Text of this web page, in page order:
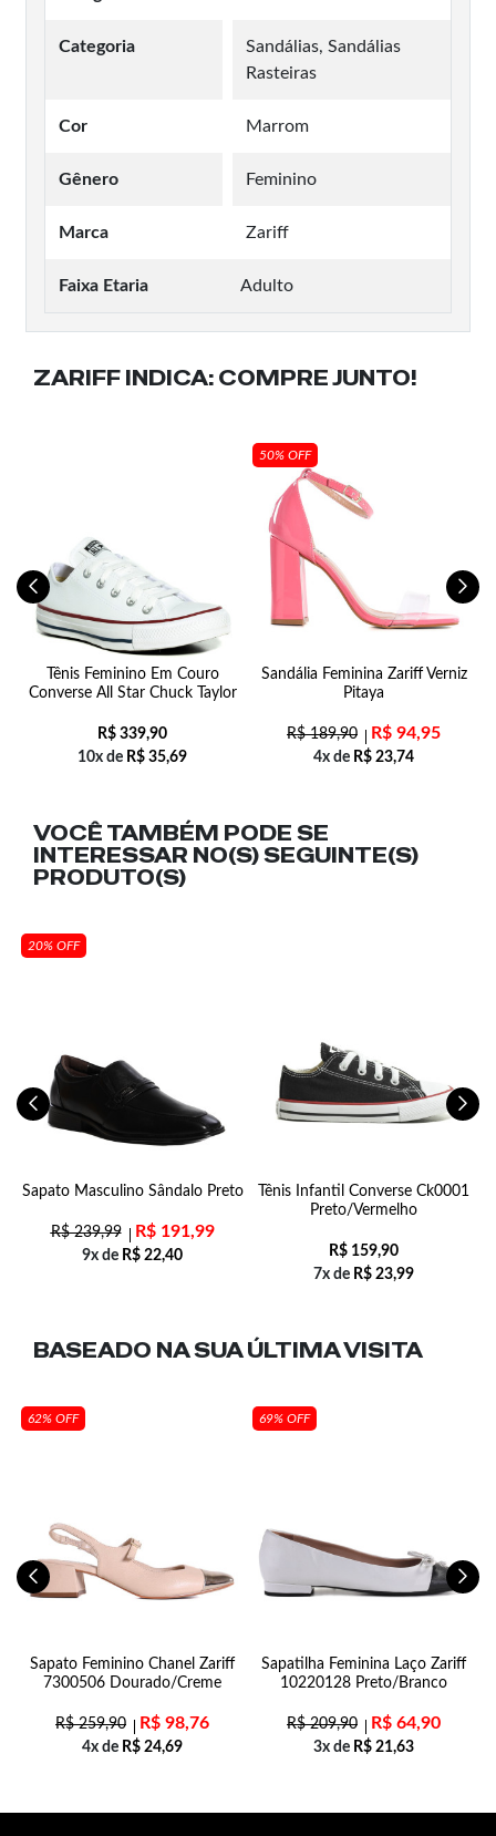
Categoria
Sandálias, Sandálias
Rasteiras
Cor Marrom
Gênero Feminino
Marca Zariff
Faixa Etaria Adulto
ZARIFF INDICA: COMPRE JUNTO!
Tênis Feminino Em Couro
Converse All Star Chuck Taylor
R$ 339,90
10x de R$ 35,69
50% OFF
Sandália Feminina Zariff Verniz
Pitaya
R$189,90 R$ 94,95
4x de R$ 23,74
VOCÊ TAMBÉM PODE SE
INTERESSAR NO(S) SEGUINTE(S)
PRODUTO(S)
20% OFF
Sapato Masculino Sândalo Preto
R$239,99 R$191,99
9x de R$ 22,40
Tênis Infantil Converse Ck0001
Preto/Vermelho
R$ 159,90
7x de R$ 23,99
BASEADO NA SUAÚLTIMA VISITA
62% OFF
Sapato Feminino Chanel Zariff
7300506 Dourado/Creme
R$259,90 R$ 98,76
4x de R$ 24,69
69% OFF
Sapatilha Feminina Laço Zariff
10220128 Preto/Branco
R$209,90 R$ 64,90
3x de R$ 21,63